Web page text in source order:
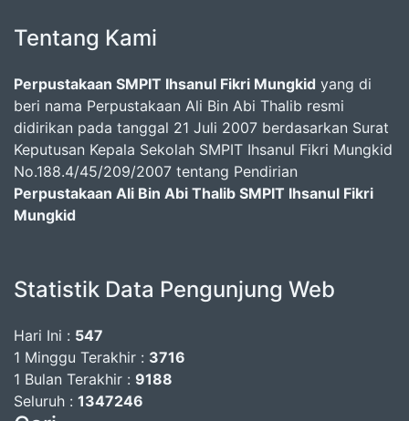
Tentang Kami
Perpustakaan SMPIT Ihsanul Fikri Mungkid yang di
beri nama Perpustakaan Ali Bin Abi Thalib resmi
didirikan pada tanggal 21 Juli 2007 berdasarkan Surat
Keputusan Kepala Sekolah SMPIT Ihsanul Fikri Mungkid
No.188.4/45/209/2007 tentang Pendirian
Perpustakaan Ali Bin Abi Thalib SMPIT Ihsanul Fikri
Mungkid
Statistik Data Pengunjung Web
Hari Ini : 547
1 Minggu Terakhir : 3716
1 Bulan Terakhir : 9188
Seluruh : 1347246